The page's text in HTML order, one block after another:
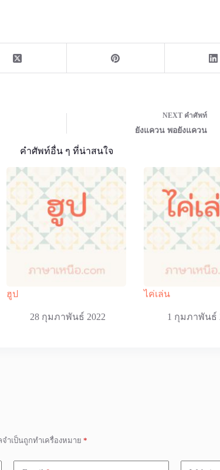
NEXT คำศัพท์
ยังแควน พอยังแควน
คำศัพท์อื่น ๆ ที่น่าสนใจ
ฮูป
28 กุมภาพันธ์ 2022
ไค่เล่น
1 กุมภาพันธ์
ำเป็นถูกทำเครื่องหมาย *